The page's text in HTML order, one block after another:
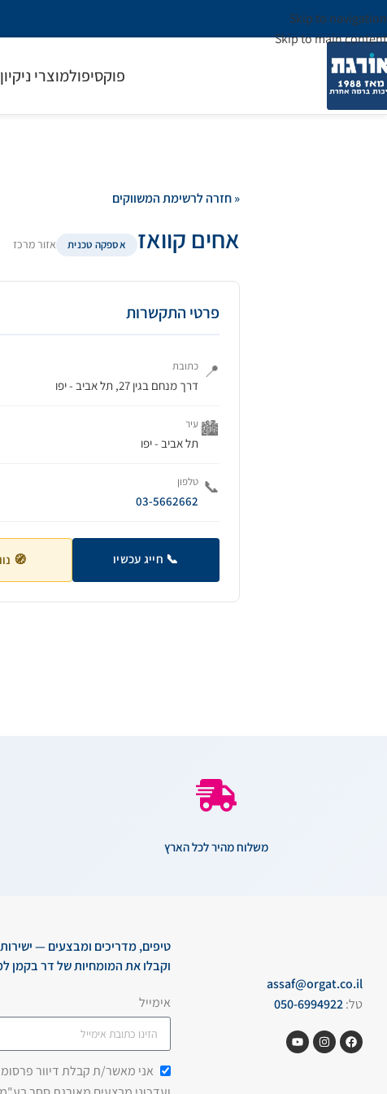
Skip to navigation
Skip to main content
פוקסיפולמוצרי ניקיון
« חזרה לרשימת המשווקים
אחים קוואז אספקה טכנית אזור מרכז
פרטי התקשרות
📍 כתובת
דרך מנחם בגין 27, תל אביב - יפו
🏙️ עיר
תל אביב - יפו
📞 טלפון
03-5662662
📞 חייג עכשיו 🧭
משלוח מהיר לכל הארץ
assaf@orgat.co.il
טל:050-6994922
טיפים, מדריכים ומבצעים —
וקבלו את המומחיות של דר בקמן
אימייל
אני מאשר/ת קבלת דיוור